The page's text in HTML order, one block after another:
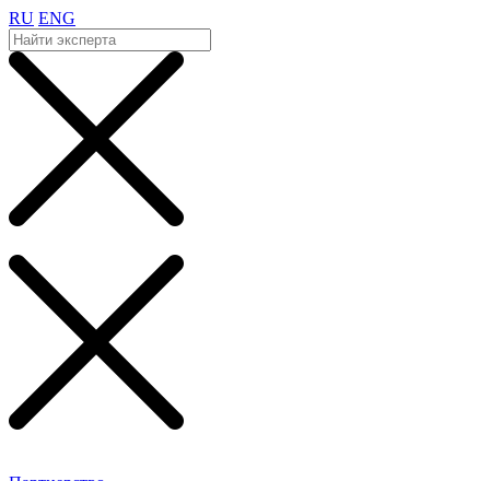
RU ENG